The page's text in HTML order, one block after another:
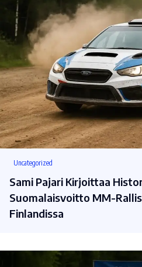
Uncategorized
Sami Pajari Kirjoittaa
Suomalaisvoitto MM-
Finlandissa